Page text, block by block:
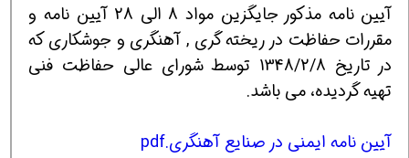
آيين نامه مذكور جايگزين مواد 8 الي 28 آيين نامه و
مقررات حفاظت در ريخته گري , آهنگري و جوشكاري كه
در تاريخ 1348/2/8 توسط شورای عالی حفاظت فنی
تهیه گردیده، می باشد.
آیین نامه ایمنی در صنایع آهنگری.pdf